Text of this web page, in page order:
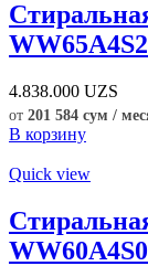
4.838.000 UZS
от 201 584 сум /
В корзину
Quick view